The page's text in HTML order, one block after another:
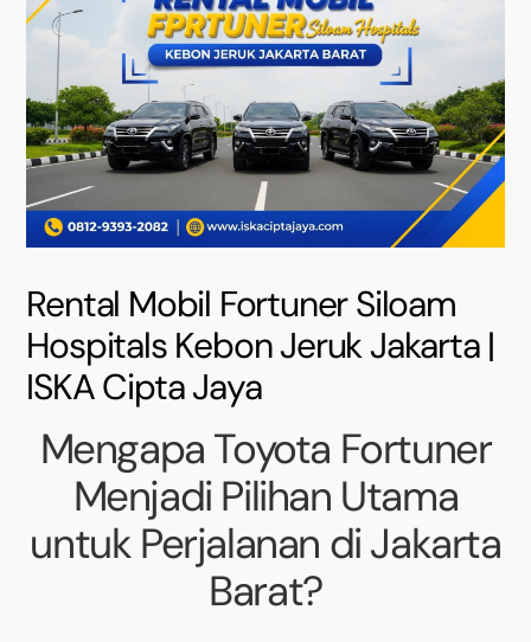
Rental Mobil Fortuner Siloam
Hospitals Kebon Jeruk Jakarta |
ISKA Cipta Jaya
Mengapa Toyota Fortuner
Menjadi Pilihan Utama
untuk Perjalanan di Jakarta
Barat?